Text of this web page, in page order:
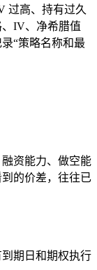
过高、持有过久
IV、净希腊值
“策略名称和最
资能力、做空能
的价差，往往已
期日和期权执行